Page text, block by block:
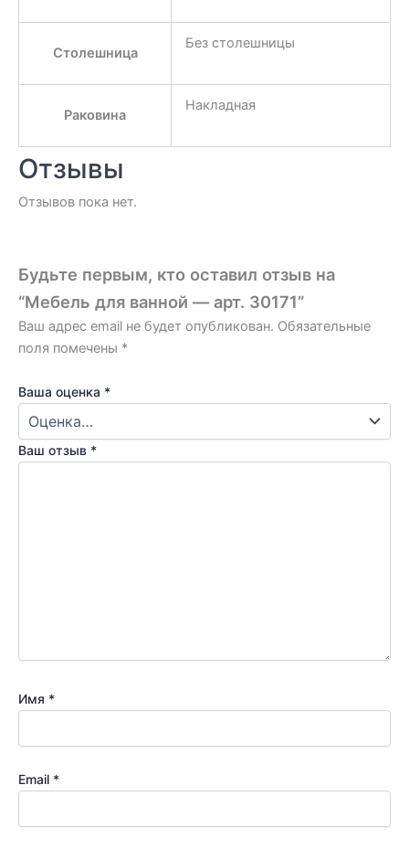
Столешница
Без столешницы
Раковина
Накладная
Отзывы
Отзывов пока нет.
Будьте первым, кто оставил отзыв на
“Мебель для ванной — арт. 30171”
Ваш адрес email не будет опубликован. Обязательные
поля помечены *
Ваша оценка *
Ваш отзыв *
Имя *
Email *